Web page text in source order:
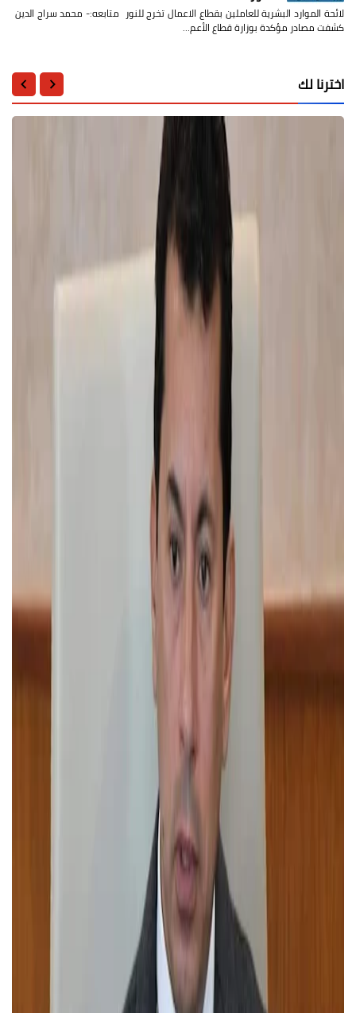
لائحة الموارد البشرية للعاملين بقطاع الاعمال تخرج للنور متابعه:- محمد سراج الدين
كشفت مصادر مؤكدة بوزارة قطاع الأعم…
اخترنا لك